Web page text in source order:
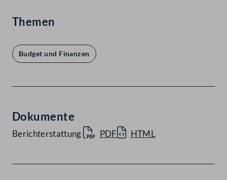
Themen
Budget und Finanzen
Dokumente
Berichterstattung PDF HTML